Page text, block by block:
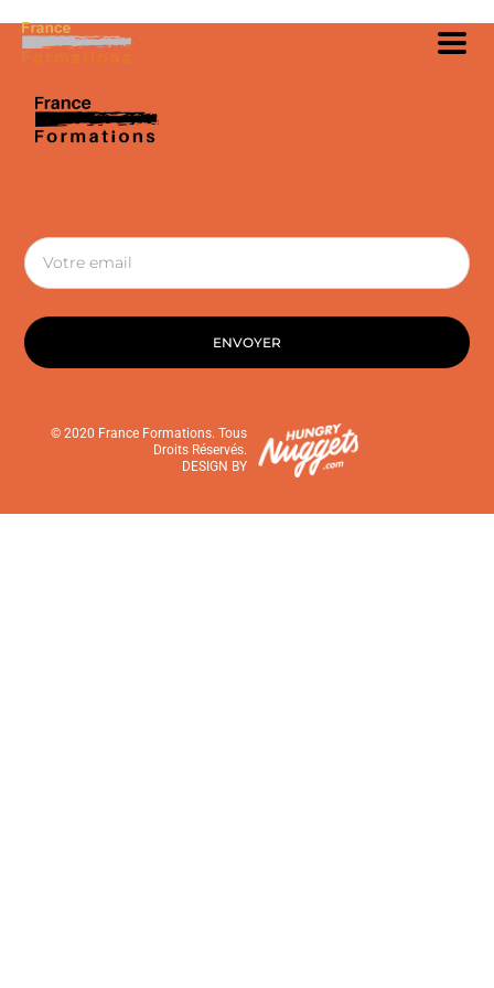
ENVOYER
© 2020 France Formations. Tous
Droits Réservés.
DESIGN BY